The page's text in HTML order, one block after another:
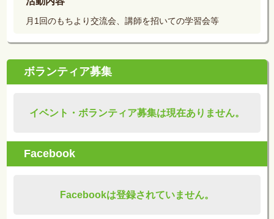
月1回のもちより交流会、講師を招いての学習会等
ボランティア募集
イベント・ボランティア募集は現在ありません。
Facebook
Facebookは登録されていません。